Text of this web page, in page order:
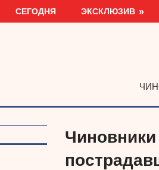
СЕГОДНЯ ЭКСКЛЮЗИВ